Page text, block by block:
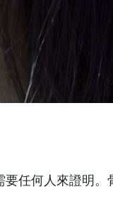
要任何人來證明。